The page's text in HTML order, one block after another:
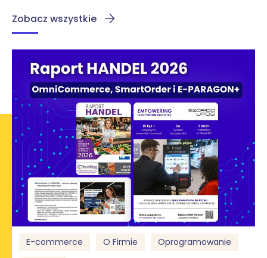
Zobacz wszystkie
E-commerce O Firmie
Oprogramowanie